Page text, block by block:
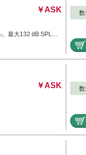
￥ASK
。最大132 dB SPL…
数
￥ASK 数